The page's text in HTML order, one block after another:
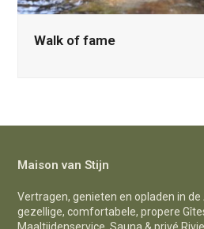
Walk of fame
Maison van Stijn
Vertragen, genieten en opladen in de
gezellige, comfortabele, propere